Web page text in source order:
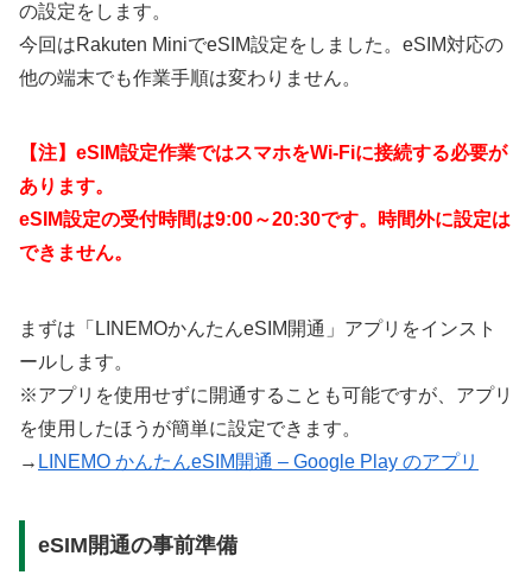
の設定をします。
今回はRakuten MiniでeSIM設定をしました。eSIM対応の
他の端末でも作業手順は変わりません。
【注】eSIM設定作業ではスマホをWi-Fiに接続する必要が
あります。
eSIM設定の受付時間は9:00～20:30です。時間外に設定は
できません。
まずは「LINEMOかんたんeSIM開通」アプリをインスト
ールします。
※アプリを使用せずに開通することも可能ですが、アプリ
を使用したほうが簡単に設定できます。
→ LINEMO かんたんeSIM開通 – Google Play のアプリ
eSIM開通の事前準備